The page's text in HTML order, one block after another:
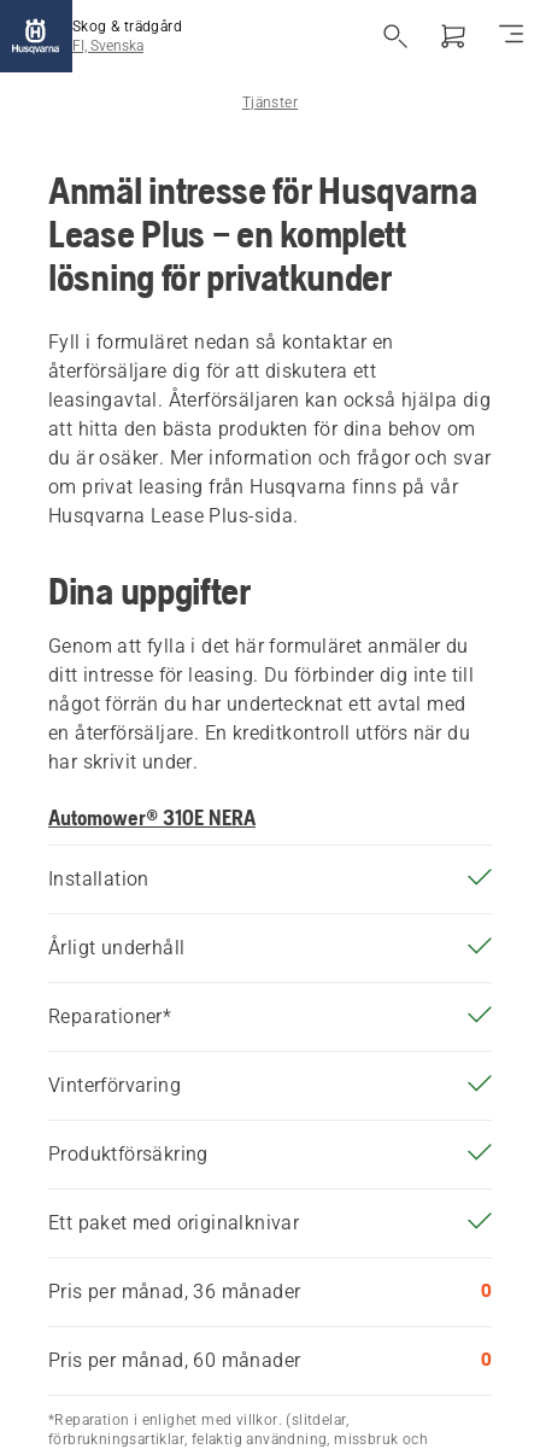
Skog & trädgård
FI, Svenska
Tjänster
Anmäl intresse för Husqvarna
Lease Plus – en komplett
lösning för privatkunder
Fyll i formuläret nedan så kontaktar en
återförsäljare dig för att diskutera ett
leasingavtal. Återförsäljaren kan också hjälpa dig
att hitta den bästa produkten för dina behov om
du är osäker. Mer information och frågor och svar
om privat leasing från Husqvarna finns på vår
Husqvarna Lease Plus-sida.
Dina uppgifter
Genom att fylla i det här formuläret anmäler du
ditt intresse för leasing. Du förbinder dig inte till
något förrän du har undertecknat ett avtal med
en återförsäljare. En kreditkontroll utförs när du
har skrivit under.
Automower® 310E NERA
Installation
Årligt underhåll
Reparationer*
Vinterförvaring
Produktförsäkring
Ett paket med originalknivar
Pris per månad, 36 månader 0
Pris per månad, 60 månader 0
*Reparation i enlighet med villkor. (slitdelar,
förbrukningsartiklar, felaktig användning, missbruk och